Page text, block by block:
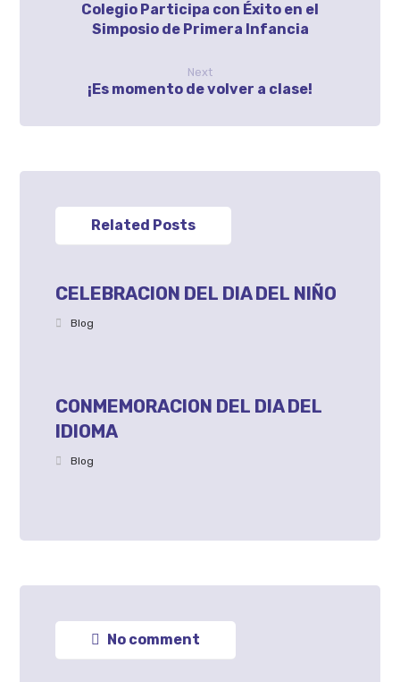
Colegio Participa con Éxito en el
Simposio de Primera Infancia
Next
¡Es momento de volver a clase!
Related Posts
CELEBRACION DEL DIA DEL NIÑO
Blog
CONMEMORACION DEL DIA DEL
IDIOMA
Blog
No comment